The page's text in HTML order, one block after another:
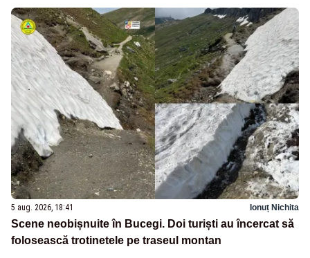
5 aug. 2026, 18:41 Ionuț Nichita
Scene neobișnuite în Bucegi. Doi turiști au încercat să
folosească trotinetele pe traseul montan